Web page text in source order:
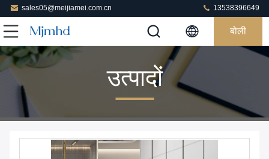
sales05@meijiamei.com.cn 13538396649
बोली
उत्पादों